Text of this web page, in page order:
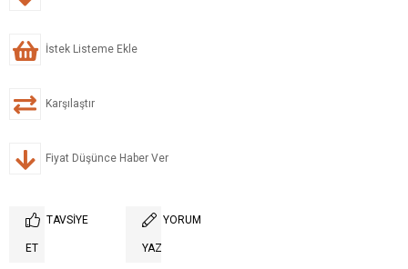
İstek Listeme Ekle
Karşılaştır
Fiyat Düşünce Haber Ver
TAVSIYE
ET
YORUM
YAZ